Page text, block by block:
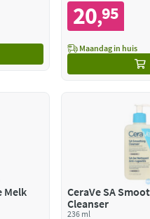
20,95
Maandag in huis
Melk
CeraVe SA
Cleanser
236 ml